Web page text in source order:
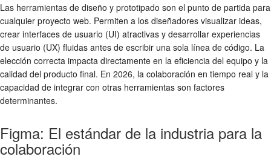
Las herramientas de diseño y prototipado son el punto de partida para
cualquier proyecto web. Permiten a los diseñadores visualizar ideas,
crear interfaces de usuario (UI) atractivas y desarrollar experiencias
de usuario (UX) fluidas antes de escribir una sola línea de código. La
elección correcta impacta directamente en la eficiencia del equipo y la
calidad del producto final. En 2026, la colaboración en tiempo real y la
capacidad de integrar con otras herramientas son factores
determinantes.
Figma: El estándar de la industria para la
colaboración